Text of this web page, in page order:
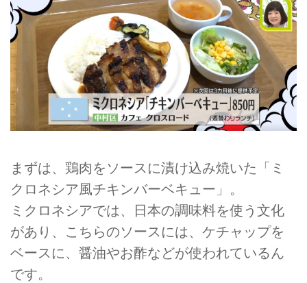
まずは、鶏肉をソースに漬け込み焼いた「ミ
クロネシア風チキンバーベキュー」。
ミクロネシアでは、日本の調味料を使う文化
があり、こちらのソースには、ケチャップを
ベースに、醤油やお酢などが使われているん
です。